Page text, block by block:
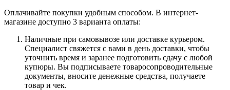
Оплачивайте покупки удобным способом. В интернет-
магазине доступно 3 варианта оплаты:
Наличные при самовывозе или доставке курьером.
Специалист свяжется с вами в день доставки, чтобы
уточнить время и заранее подготовить сдачу с любой
купюры. Вы подписываете товаросопроводительные
документы, вносите денежные средства, получаете
товар и чек.